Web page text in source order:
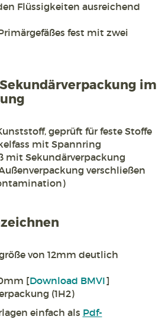
Flüssigkeiten ausreichend
fest mit zwei
im
geprüft für feste Stoffe
mit Spannring
mit Sekundärverpackung
verschließen
von 12mm deutlich
[Download BMVI]
(1H2)
einfach als Pdf-